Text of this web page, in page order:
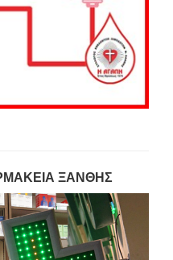
ΞΑΝΘΗΣ